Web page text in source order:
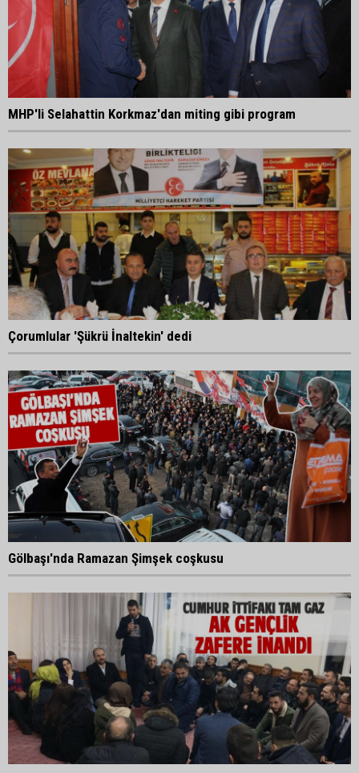
MHP'li Selahattin Korkmaz'dan miting gibi program
Çorumlular 'Şükrü İnaltekin' dedi
Gölbaşı'nda Ramazan Şimşek coşkusu